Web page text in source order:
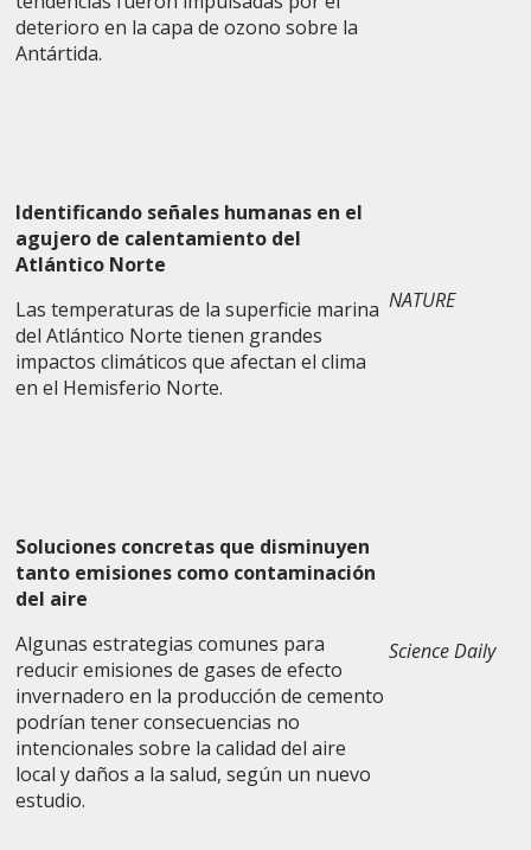
deterioro en la capa de ozono sobre la
Antártida.
Identificando señales humanas en el
agujero de calentamiento del
Atlántico Norte
Las temperaturas de la superficie marina
del Atlántico Norte tienen grandes
impactos climáticos que afectan el clima
en el Hemisferio Norte.
NATURE
Soluciones concretas que disminuyen
tanto emisiones como contaminación
del aire
Algunas estrategias comunes para
reducir emisiones de gases de efecto
invernadero en la producción de cemento
podrían tener consecuencias no
intencionales sobre la calidad del aire
local y daños a la salud, según un nuevo
estudio.
Science Daily